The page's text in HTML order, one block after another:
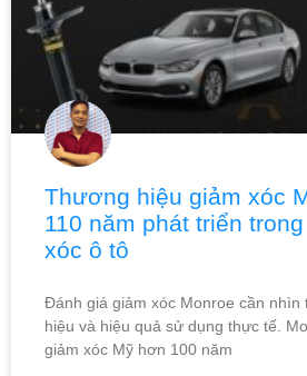
Thương hiệu giảm xóc
110 năm phát triển
xóc ô tô
Đánh giá giảm xóc Monroe cần nhìn
hiệu và hiệu quả sử dụng thực tế.
giảm xóc Mỹ hơn 100 năm